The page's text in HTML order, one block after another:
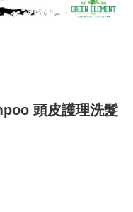
頭皮護理洗髮